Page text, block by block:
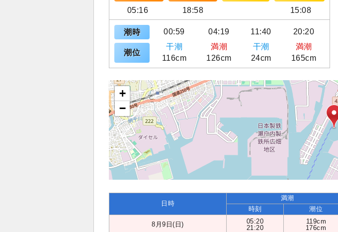
05:16
18:58 15:08
潮時 00:59 04:19 11:40 20:20
潮位
干潮 満潮 干潮
満潮
116cm
126cm 24cm 165cm
+
−
日時
満潮
時刻 潮位
8月9日(日)
05:20
21:20
119cm
176cm